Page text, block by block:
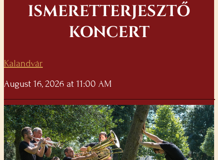
ISMERETTERJESZTŐ
KONCERT
Kalandvár
August 16, 2026 at 11:00 AM